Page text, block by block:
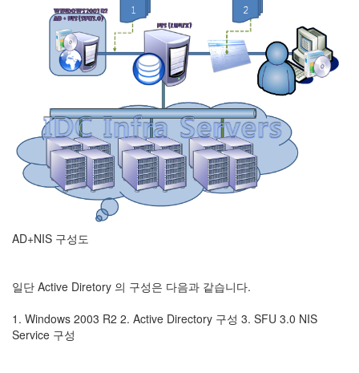
AD+NIS 구성도
일단 Active Diretory 의 구성은 다음과 같습니다.
1. Windows 2003 R2 2. Active Directory 구성 3. SFU 3.0 NIS
Service 구성